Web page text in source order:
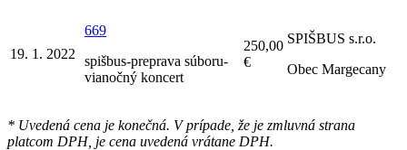
19. 1. 2022
669
spišbus-preprava súboru-
vianočný koncert
250,00
€
SPIŠBUS s.r.o.
Obec Margecany
* Uvedená cena je konečná. V prípade, že je zmluvná strana
platcom DPH, je cena uvedená vrátane DPH.